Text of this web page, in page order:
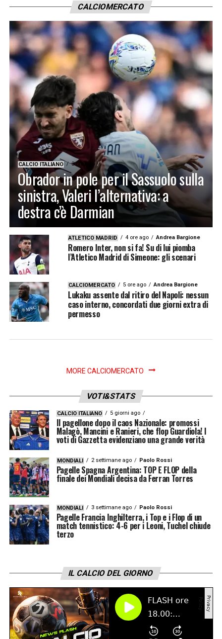
CALCIOMERCATO
CALCIO ITALIANO 3 ore ago
Obrador in pole per il Sassuolo sulla
sinistra, Valeri l’alternativa: a
destra c’è Darmian
ATLETICO MADRID 4 ore ago Andrea Bargione
Romero Inter, non si fa! Su di lui piomba
l’Atletico Madrid di Simeone: gli scenari
CALCIOMERCATO 5 ore ago Andrea Bargione
Lukaku assente dal ritiro del Napoli: nessun
caso interno, concordati due giorni extra di
permesso
MORE CALCIOMERCATO
VOTI&STATS
CALCIO ITALIANO 5 giorni ago
Il pagellone dopo il caos Nazionale: promossi
Malagò, Mancini e Ranieri, che flop Guardiola! I
voti di Gazzetta evidenziano una grande verità
MONDIALI 2 settimane ago Paolo Rossi
Pagelle Spagna Argentina: TOP E FLOP della
finale dei Mondiali decisa da Ferran Torres
MONDIALI 3 settimane ago Paolo Rossi
Pagelle Francia Inghilterra, i Top e i Flop di un
match tennistico: 4-6 per i Leoni, Tuchel chiude
terzo
IL CALCIO DEL GIORNO